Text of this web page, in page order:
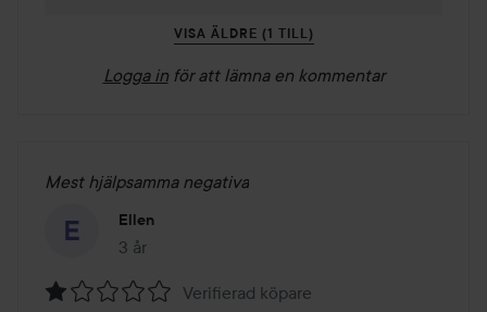
VISA ÄLDRE (1 TILL)
Logga in för att lämna en kommentar
Mest hjälpsamma negativa
Ellen
3 år
Inlägget skapades 3 år
Verifierad köpare